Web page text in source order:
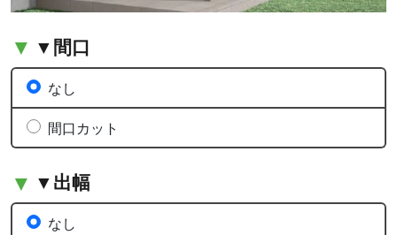
▼間口
なし
間口カット
▼出幅
なし